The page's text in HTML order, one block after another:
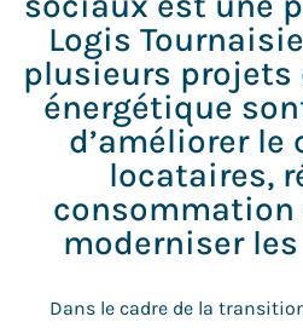
Logis
plusieurs projets
énergétique
d’améliorer le
locataires,
consommation
moderniser
Dans le cadre de la